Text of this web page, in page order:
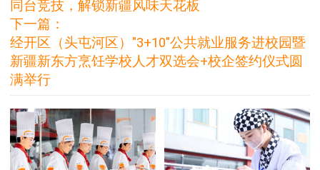
同台竞技，解锁新疆风味天花板
下一篇：
经开区（头屯河区）"3+10"公共就业服务进校园暨
新疆新东方烹饪学校人才双选会+校企签约仪式圆
满举行